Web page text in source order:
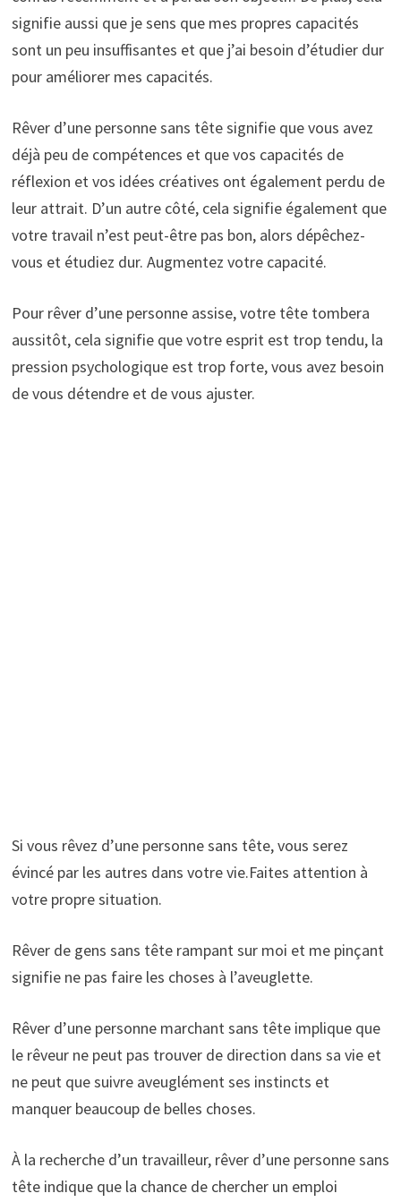
signifie aussi que je sens que mes propres capacités
sont un peu insuffisantes et que j’ai besoin d’étudier dur
pour améliorer mes capacités.
Rêver d’une personne sans tête signifie que vous avez
déjà peu de compétences et que vos capacités de
réflexion et vos idées créatives ont également perdu de
leur attrait. D’un autre côté, cela signifie également que
votre travail n’est peut-être pas bon, alors dépêchez-
vous et étudiez dur. Augmentez votre capacité.
Pour rêver d’une personne assise, votre tête tombera
aussitôt, cela signifie que votre esprit est trop tendu, la
pression psychologique est trop forte, vous avez besoin
de vous détendre et de vous ajuster.
Si vous rêvez d’une personne sans tête, vous serez
évincé par les autres dans votre vie.Faites attention à
votre propre situation.
Rêver de gens sans tête rampant sur moi et me pinçant
signifie ne pas faire les choses à l’aveuglette.
Rêver d’une personne marchant sans tête implique que
le rêveur ne peut pas trouver de direction dans sa vie et
ne peut que suivre aveuglément ses instincts et
manquer beaucoup de belles choses.
À la recherche d’un travailleur, rêver d’une personne sans
tête indique que la chance de chercher un emploi